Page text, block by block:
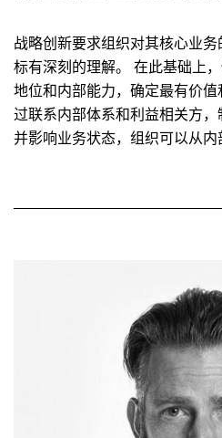
战略创新要求组织对其核心业
标有深刻的理解。 在此基础上
地位和内部能力，确定最有价
过联系内部体系和利益相关方
并影响业务状态，组织可以从内